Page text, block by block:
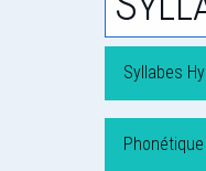
Syllabes